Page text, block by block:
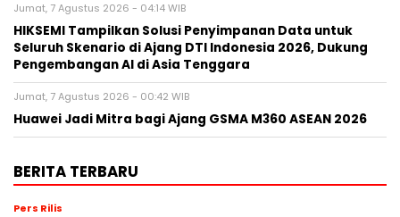
Jumat, 7 Agustus 2026 - 04:14 WIB
HIKSEMI Tampilkan Solusi Penyimpanan Data untuk
Seluruh Skenario di Ajang DTI Indonesia 2026, Dukung
Pengembangan AI di Asia Tenggara
Jumat, 7 Agustus 2026 - 00:42 WIB
Huawei Jadi Mitra bagi Ajang GSMA M360 ASEAN 2026
BERITA TERBARU
Pers Rilis